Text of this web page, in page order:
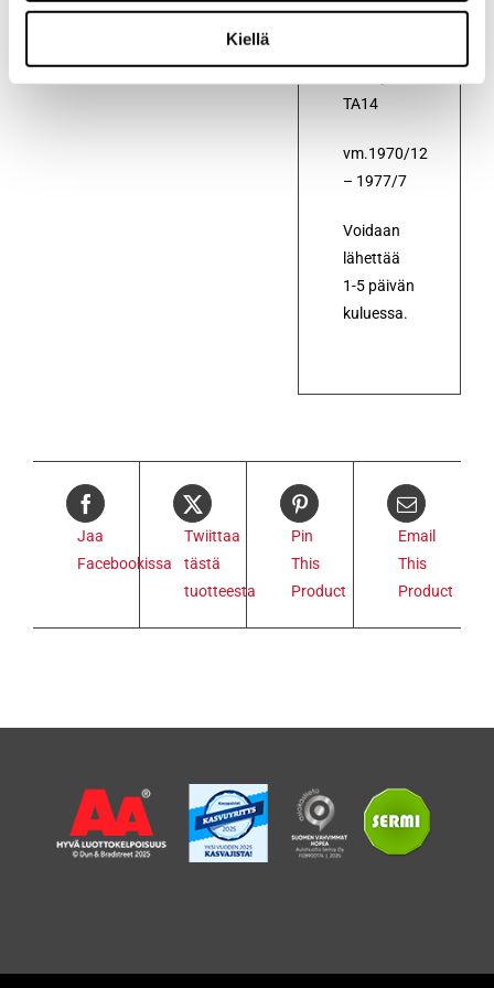
Kiellä
TA14
vm.1970/12
– 1977/7
Voidaan
lähettää
1-5 päivän
kuluessa.
Jaa
Facebookissa
Twiittaa
tästä
tuotteesta
Pin
This
Product
Email
This
Product